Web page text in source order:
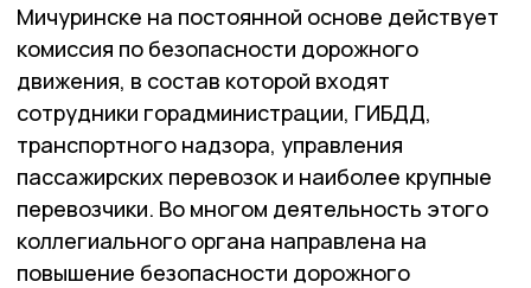
Мичуринске на постоянной основе действует
комиссия по безопасности дорожного
движения, в состав которой входят
сотрудники горадминистрации, ГИБДД,
транспортного надзора, управления
пассажирских перевозок и наиболее крупные
перевозчики. Во многом деятельность этого
коллегиального органа направлена на
повышение безопасности дорожного